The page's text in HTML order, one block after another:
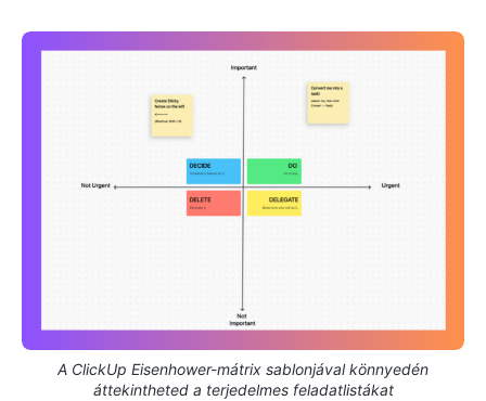
A ClickUp Eisenhower-mátrix sablonjával könnyedén
áttekintheted a terjedelmes feladatlistákat